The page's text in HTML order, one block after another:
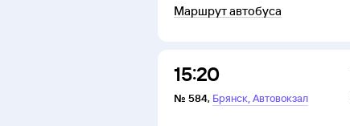
Маршрут автобуса
15:20
№ 584, Брянск,Автовокзал